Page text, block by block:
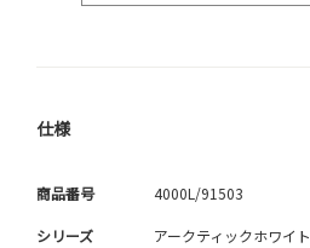
仕様
商品番号 4000L/91503
シリーズ アークティックホワイト